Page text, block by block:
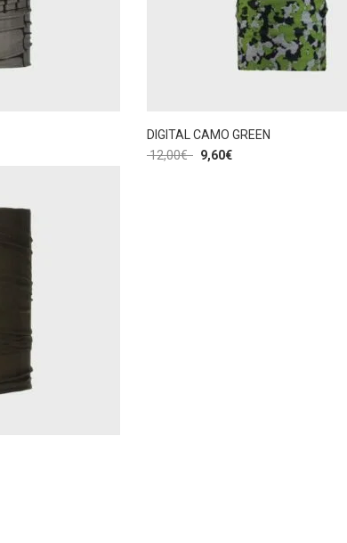
DIGITAL CAMO GREEN
12,00€ 9,60€